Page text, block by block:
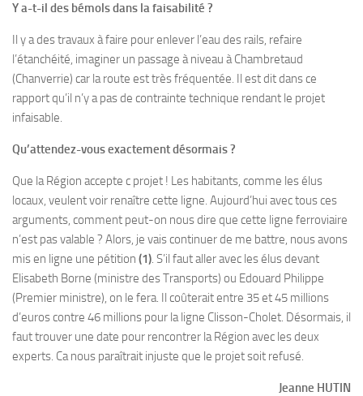
Y a-t-il des bémols dans la faisabilité ?
Il y a des travaux à faire pour enlever l’eau des rails, refaire
l’étanchéité, imaginer un passage à niveau à Chambretaud
(Chanverrie) car la route est très fréquentée. Il est dit dans ce
rapport qu’il n’y a pas de contrainte technique rendant le projet
infaisable.
Qu’attendez-vous exactement désormais ?
Que la Région accepte c projet ! Les habitants, comme les élus
locaux, veulent voir renaître cette ligne. Aujourd’hui avec tous ces
arguments, comment peut-on nous dire que cette ligne ferroviaire
n’est pas valable ? Alors, je vais continuer de me battre, nous avons
mis en ligne une pétition (1). S’il faut aller avec les élus devant
Elisabeth Borne (ministre des Transports) ou Edouard Philippe
(Premier ministre), on le fera. Il coûterait entre 35 et 45 millions
d’euros contre 46 millions pour la ligne Clisson-Cholet. Désormais, il
faut trouver une date pour rencontrer la Région avec les deux
experts. Ca nous paraîtrait injuste que le projet soit refusé.
Jeanne HUTIN